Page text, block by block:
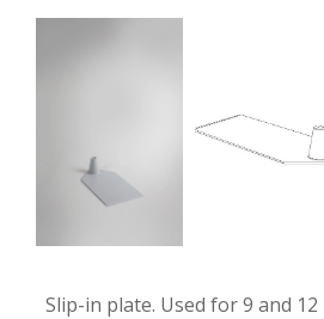
-
Slip-in plate. Used for 9 and 12